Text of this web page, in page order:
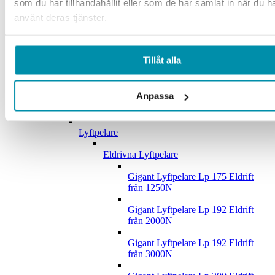
som du har tillhandahållit eller som de har samlat in när du
använt deras tjänster.
Tillåt alla
Anpassa
Lunchrum
Whiteboard
Verktygspaneler
Lyftpelare
Eldrivna Lyftpelare
Gigant Lyftpelare Lp 175 Eldrift
från 1250N
Gigant Lyftpelare Lp 192 Eldrift
från 2000N
Gigant Lyftpelare Lp 192 Eldrift
från 3000N